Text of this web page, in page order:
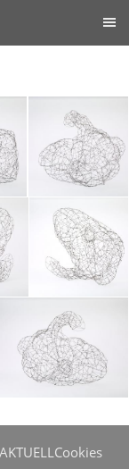
AKTUELLCookies